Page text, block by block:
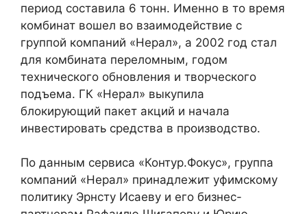
период составила 6 тонн. Именно в то время
комбинат вошел во взаимодействие с
группой компаний «Нерал», а 2002 год стал
для комбината переломным, годом
технического обновления и творческого
подъема. ГК «Нерал» выкупила
блокирующий пакет акций и начала
инвестировать средства в производство.
По данным сервиса «Контур.Фокус», группа
компаний «Нерал» принадлежит уфимскому
политику Эрнсту Исаеву и его бизнес-